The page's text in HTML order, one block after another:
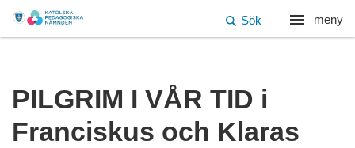
meny
Sök
PILGRIM I VÅR TID i
Franciskus och Klaras